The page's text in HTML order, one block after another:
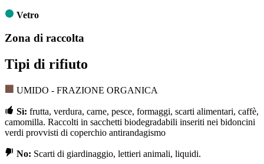
Vetro
Zona di raccolta
Tipi di rifiuto
UMIDO - FRAZIONE ORGANICA
Sì: frutta, verdura, carne, pesce, formaggi, scarti alimentari, caffè,
camomilla. Raccolti in sacchetti biodegradabili inseriti nei bidoncini
verdi provvisti di coperchio antirandagismo
No: Scarti di giardinaggio, lettieri animali, liquidi.